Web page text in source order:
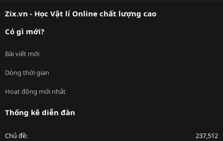
Zix.vn - Học Vật lí Online chất lượng cao
Có gì mới?
Bài viết mới
Dòng thời gian
Hoạt động mới nhất
Thống kê diễn đàn
Chủ đề 237,512